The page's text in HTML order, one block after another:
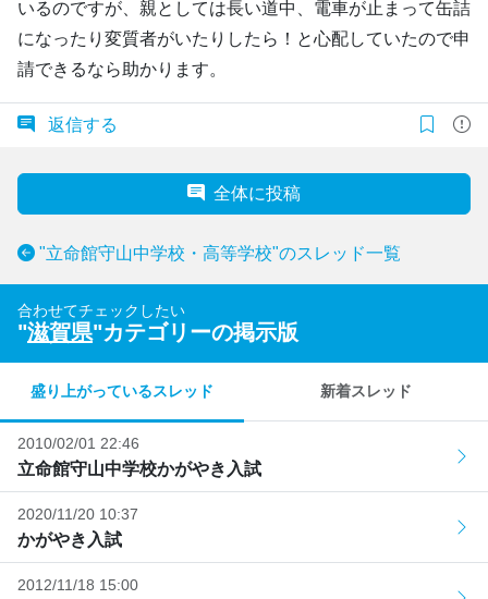
いるのですが、親としては長い道中、電車が止まって缶詰
になったり変質者がいたりしたら！と心配していたので申
請できるなら助かります。
返信する
全体に投稿
"立命館守山中学校・高等学校"のスレッド一覧
合わせてチェックしたい
"滋賀県"カテゴリーの掲示版
盛り上がっているスレッド 新着スレッド
2010/02/01 22:46
立命館守山中学校かがやき入試
2020/11/20 10:37
かがやき入試
2012/11/18 15:00